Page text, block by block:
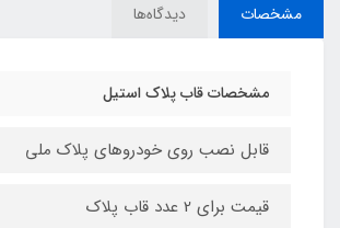
مشخصات دیدگاه‌ها
مشخصات قاب پلاک استیل
قابل نصب روی خودروهای پلاک ملی
قیمت برای 2 عدد قاب پلاک